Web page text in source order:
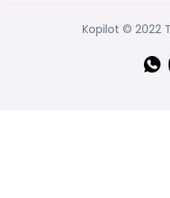
Kopilot © 2022